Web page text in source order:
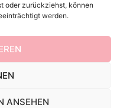
oder zurückziehst, können
werden.
ANSEHEN
euren Spam-Ordner